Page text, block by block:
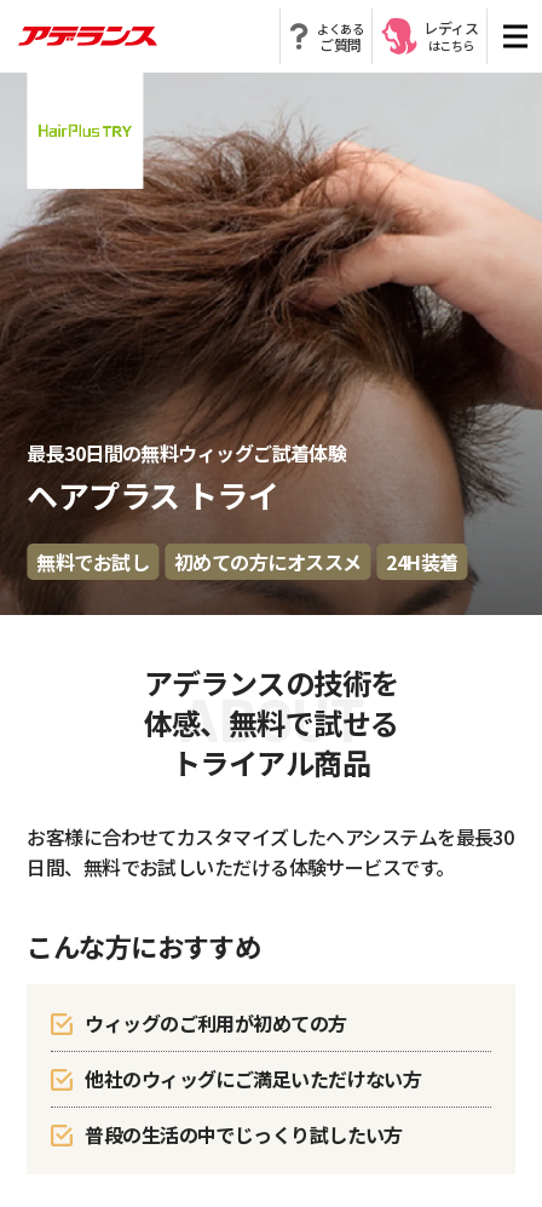
よくある
ご質問
レディス
はこちら
最長30日間の無料ウィッグご試着体験
ヘアプラス トライ
無料でお試し 初めての方にオススメ 24H装着
ABOUT
アデランスの技術を
体感、無料で試せる
トライアル商品
お客様に合わせてカスタマイズしたヘアシステムを最長30
日間、無料でお試しいただける体験サービスです。
こんな方におすすめ
ウィッグのご利用が初めての方
他社のウィッグにご満足いただけない方
普段の生活の中でじっくり試したい方